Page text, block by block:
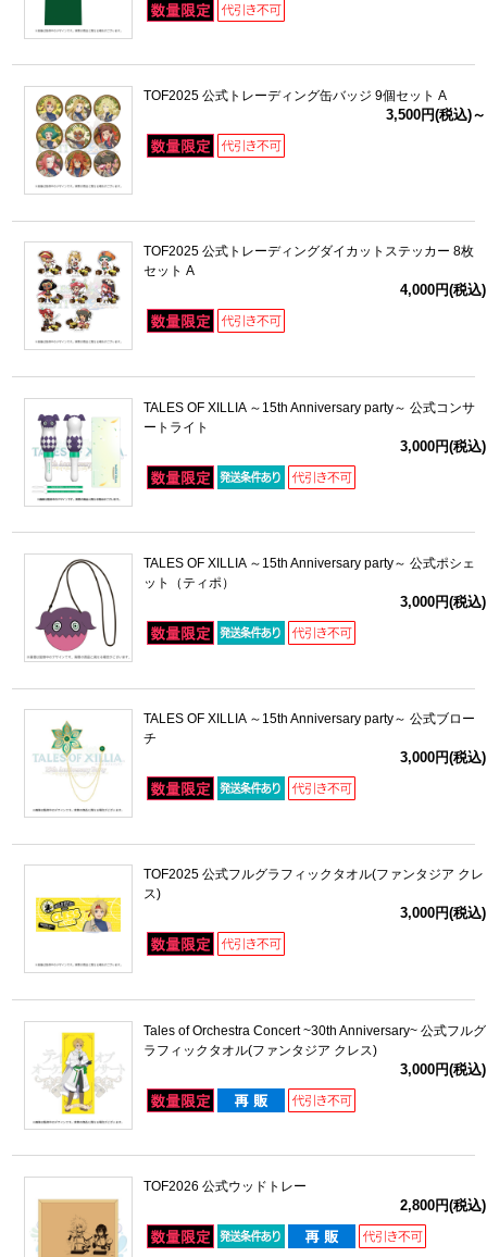
TOF2025 公式トレーディング缶バッジ 9個セット A
3,500円(税込)～
TOF2025 公式トレーディングダイカットステッカー 8枚
セット A
4,000円(税込)
TALES OF XILLIA ～15th Anniversary party～ 公式コンサ
ートライト
3,000円(税込)
TALES OF XILLIA ～15th Anniversary party～ 公式ポシェ
ット（ティポ）
3,000円(税込)
TALES OF XILLIA ～15th Anniversary party～ 公式ブロー
チ
3,000円(税込)
TOF2025 公式フルグラフィックタオル(ファンタジア クレ
ス)
3,000円(税込)
Tales of Orchestra Concert ~30th Anniversary~ 公式フルグ
ラフィックタオル(ファンタジア クレス)
3,000円(税込)
TOF2026 公式ウッドトレー
2,800円(税込)